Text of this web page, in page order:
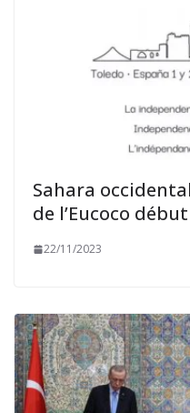
Sahara
de l’Eucoco
22/11/2023